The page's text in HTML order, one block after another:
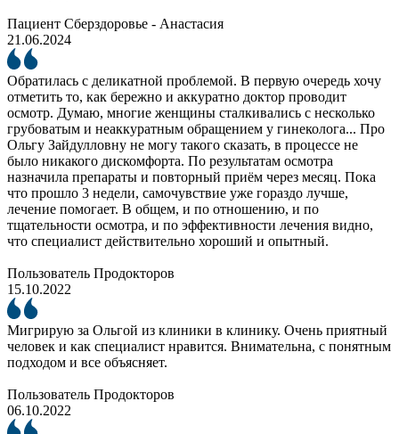
Пациент Сберздоровье - Анастасия
21.06.2024
Обратилась с деликатной проблемой. В первую очередь хочу
отметить то, как бережно и аккуратно доктор проводит
осмотр. Думаю, многие женщины сталкивались с несколько
грубоватым и неаккуратным обращением у гинеколога... Про
Ольгу Зайдулловну не могу такого сказать, в процессе не
было никакого дискомфорта. По результатам осмотра
назначила препараты и повторный приём через месяц. Пока
что прошло 3 недели, самочувствие уже гораздо лучше,
лечение помогает. В общем, и по отношению, и по
тщательности осмотра, и по эффективности лечения видно,
что специалист действительно хороший и опытный.
Пользователь Продокторов
15.10.2022
Мигрирую за Ольгой из клиники в клинику. Очень приятный
человек и как специалист нравится. Внимательна, с понятным
подходом и все объясняет.
Пользователь Продокторов
06.10.2022